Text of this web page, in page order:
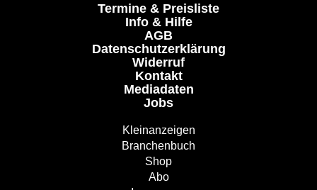
Termine & Preisliste
Info & Hilfe
AGB
Datenschutzerklärung
Widerruf
Kontakt
Mediadaten
Jobs
Kleinanzeigen
Branchenbuch
Shop
Abo